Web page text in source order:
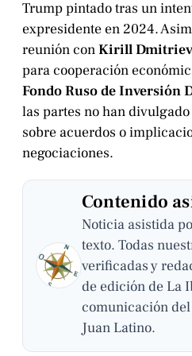
Trump pintado tras un
expresidente en 2024.
reunión conKirill Dmitriev
para cooperación
Fondo Ruso de Inversión
las partes no han
sobre acuerdos o
negociaciones.
Contenido
Noticia asistida
texto. Todas
verificadas y
de edición de La
comunicación
Juan Latino.